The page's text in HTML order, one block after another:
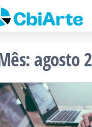
agosto